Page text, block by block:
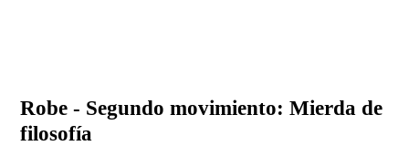
Robe - Segundo movimiento: Mierda de
filosofía